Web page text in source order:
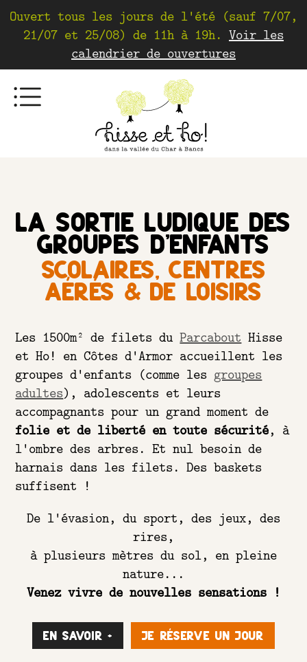
Ouvert tous les jours de l'été (sauf 7/07,
21/07 et 25/08) de 11h à 19h. Voir les
calendrier de ouvertures
La sortie ludique des
groupes d'enfants
scolaires, centres
aérés & de loisirs
Les 1500m² de filets duParcabout Hisse
et Ho! en Côtes d'Armor accueillent les
groupes d'enfants (comme les groupes
adultes), adolescents et leurs
accompagnants pour un grand moment de
folie et de liberté en toute sécurité, à
l'ombre des arbres. Et nul besoin de
harnais dans les filets. Des baskets
suffisent !
De l'évasion, du sport, des jeux, des
rires,
à plusieurs mètres du sol, en pleine
nature...
Venez vivre de nouvelles sensations !
En savoir + je réserve un jour